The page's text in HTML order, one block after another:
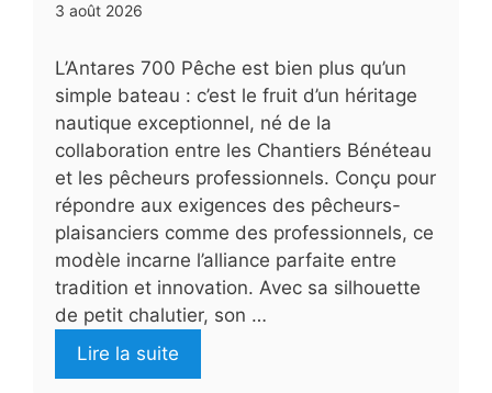
3 août 2026
L’Antares 700 Pêche est bien plus qu’un
simple bateau : c’est le fruit d’un héritage
nautique exceptionnel, né de la
collaboration entre les Chantiers Bénéteau
et les pêcheurs professionnels. Conçu pour
répondre aux exigences des pêcheurs-
plaisanciers comme des professionnels, ce
modèle incarne l’alliance parfaite entre
tradition et innovation. Avec sa silhouette
de petit chalutier, son …
Lire la suite